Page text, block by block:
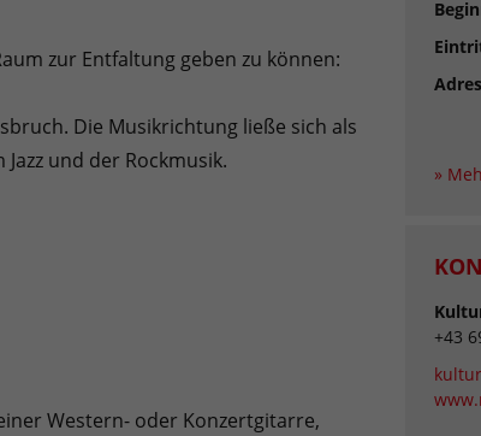
zur Entfaltung geben zu können:
Die Musikrichtung ließe sich als
und der Rockmusik.
Western- oder Konzertgitarre,
»
+43